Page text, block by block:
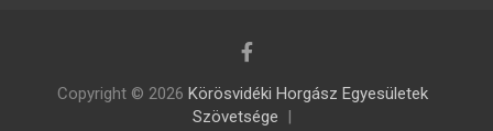
Copyright © 2026 Körösvidéki Horgász Egyesületek
Szövetsége